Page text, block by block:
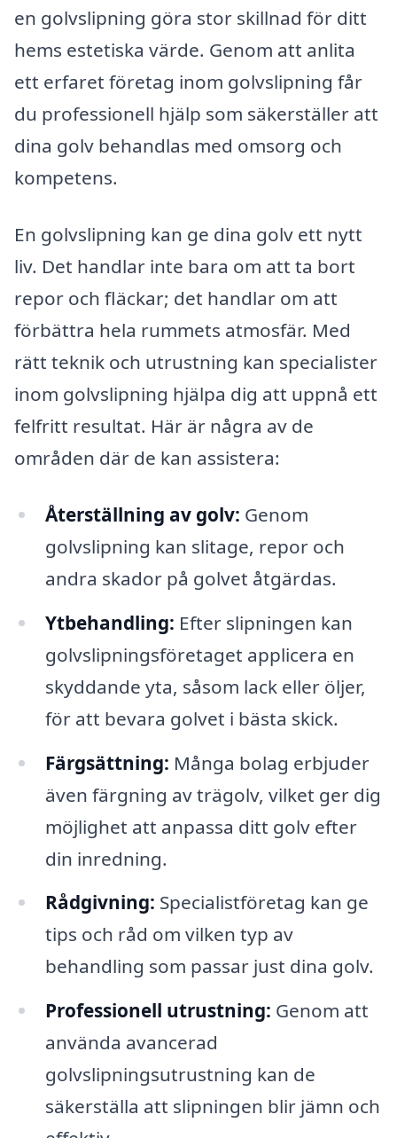
en golvslipning göra stor skillnad för ditt
hems estetiska värde. Genom att anlita
ett erfaret företag inom golvslipning får
du professionell hjälp som säkerställer att
dina golv behandlas med omsorg och
kompetens.
En golvslipning kan ge dina golv ett nytt
liv. Det handlar inte bara om att ta bort
repor och fläckar; det handlar om att
förbättra hela rummets atmosfär. Med
rätt teknik och utrustning kan specialister
inom golvslipning hjälpa dig att uppnå ett
felfritt resultat. Här är några av de
områden där de kan assistera:
Återställning av golv: Genom
golvslipning kan slitage, repor och
andra skador på golvet åtgärdas.
Ytbehandling: Efter slipningen kan
golvslipningsföretaget applicera en
skyddande yta, såsom lack eller öljer,
för att bevara golvet i bästa skick.
Färgsättning: Många bolag erbjuder
även färgning av trägolv, vilket ger dig
möjlighet att anpassa ditt golv efter
din inredning.
Rådgivning: Specialistföretag kan ge
tips och råd om vilken typ av
behandling som passar just dina golv.
Professionell utrustning: Genom att
använda avancerad
golvslipningsutrustning kan de
säkerställa att slipningen blir jämn och